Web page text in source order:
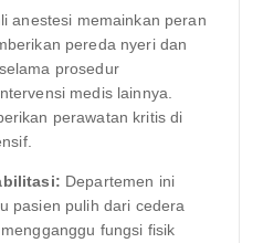
anestesi memainkan peran
pereda nyeri dan
prosedur
medis lainnya.
perawatan kritis di
Departemen ini
pasien pulih dari cedera
fungsi fisik